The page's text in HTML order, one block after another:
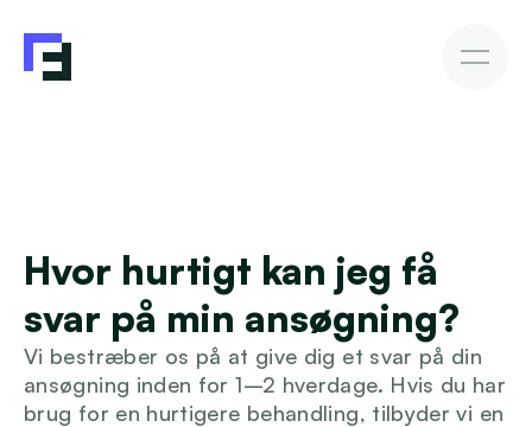
Finansiering
For investorer
Viden
Hvor hurtigt kan jeg få
svar på min ansøgning?
Vi bestræber os på at give dig et svar på din
ansøgning inden for 1–2 hverdage. Hvis du har
brug for en hurtigere behandling, tilbyder vi en